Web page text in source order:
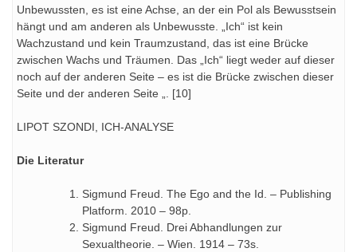
Unbewussten, es ist eine Achse, an der ein Pol als Bewusstsein
hängt und am anderen als Unbewusste. „Ich“ ist kein
Wachzustand und kein Traumzustand, das ist eine Brücke
zwischen Wachs und Träumen. Das „Ich“ liegt weder auf dieser
noch auf der anderen Seite – es ist die Brücke zwischen dieser
Seite und der anderen Seite „. [10]
LIPOT SZONDI, ICH-ANALYSE
Die Literatur
Sigmund Freud. The Ego and the Id. – Publishing
Platform. 2010 – 98р.
Sigmund Freud. Drei Abhandlungen zur
Sexualtheorie. – Wien. 1914 – 73s.